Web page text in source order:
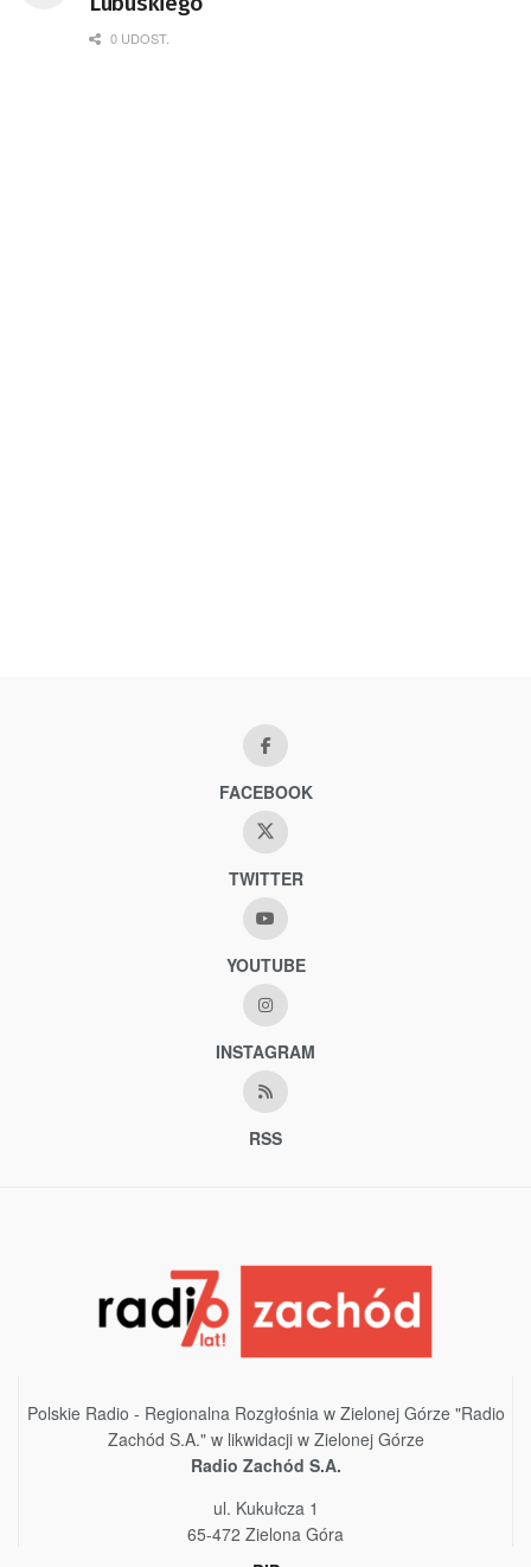
Badań Kosmicznych i Satelitarnych PAN.
0 UDOST.
FACEBOOK
TWITTER
YOUTUBE
INSTAGRAM
RSS
Polskie Radio - Regionalna Rozgłośnia w Zielonej Górze "Radio
Zachód S.A." w likwidacji w Zielonej Górze
Radio Zachód S.A.
ul. Kukułcza 1
65-472 Zielona Góra